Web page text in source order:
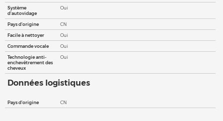
Système
d'autovidage
Oui
Pays d'origine
CN
Facile à nettoyer
Oui
Commande vocale
Oui
Technologie anti-
enchevêtrement des
cheveux
Oui
Données logistiques
Pays d'origine CN